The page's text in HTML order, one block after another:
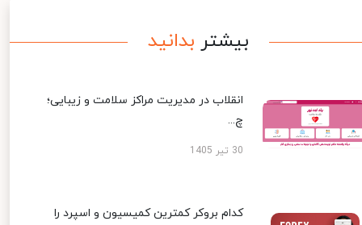
بیشتر بدانید
انقلاب در مدیریت مراکز سلامت و زیبایی؛
چ...
30 تیر 1405
کدام بروکر کمترین کمیسیون و اسپرد را